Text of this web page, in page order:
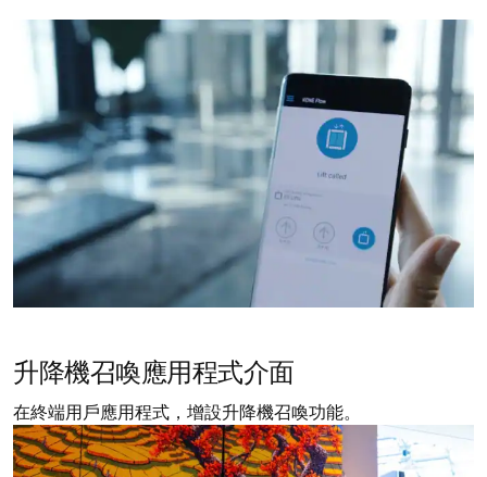
升降機召喚應用程式介面
在終端用戶應用程式，增設升降機召喚功能。